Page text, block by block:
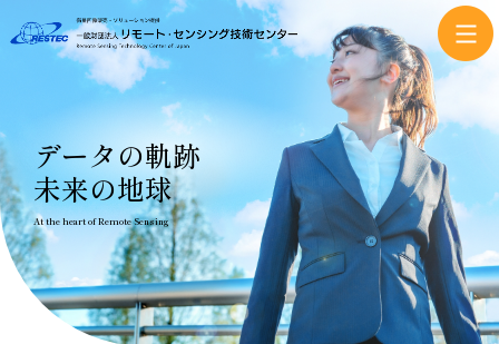
データの軌跡
未来の地球
At the heart of Remote Sensing